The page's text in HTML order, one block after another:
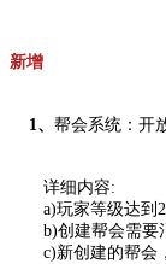
新增
1、 帮会系统：开
详细内容:
a)玩家等级达到20
b)创建帮会需要消
c)新创建的帮会，